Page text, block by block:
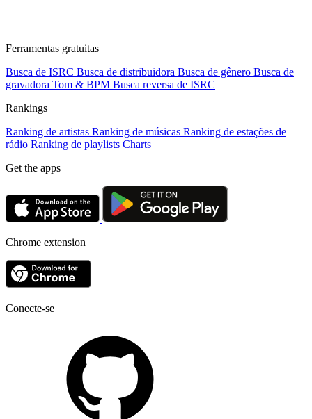
Ferramentas gratuitas
Busca de ISRC Busca de distribuidora Busca de gênero Busca de
gravadora Tom & BPM Busca reversa de ISRC
Rankings
Ranking de artistas Ranking de músicas Ranking de estações de
rádio Ranking de playlists Charts
Get the apps
Chrome extension
Conecte-se